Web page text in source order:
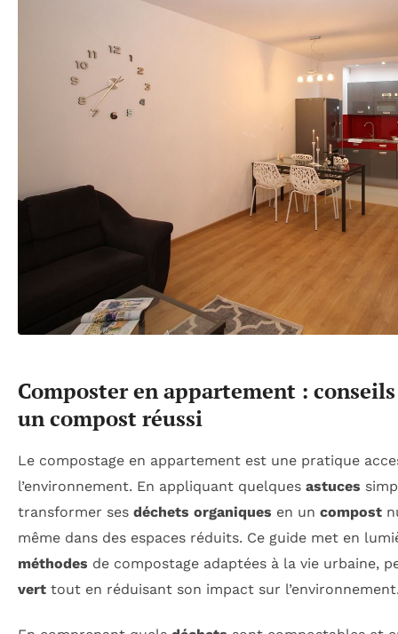
Composter en appartement :
un compost réussi
Le compostage en appartement est une pratique
l’environnement. En appliquant quelques astuces
transformer ses déchets organiques en un compost
même dans des espaces réduits. Ce guide met en
méthodes de compostage adaptées à la vie urbaine,
vert tout en réduisant son impact sur